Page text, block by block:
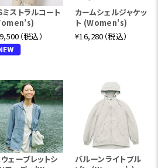
ミストラルコート
（税込）
カームシェルジャケッ
ト (Women's)
¥16,280（税込）
ェーブレットシ
バルーンライトブル